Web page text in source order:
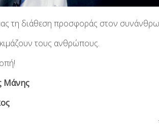
τη διάθεση προσφοράς στον
τους ανθρώπους.
Μάνης